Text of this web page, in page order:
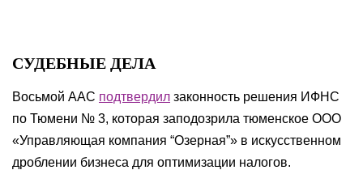
СУДЕБНЫЕ ДЕЛА
Восьмой ААС подтвердил законность решения ИФНС
по Тюмени № 3, которая заподозрила тюменское ООО
«Управляющая компания “Озерная”» в искусственном
дроблении бизнеса для оптимизации налогов.